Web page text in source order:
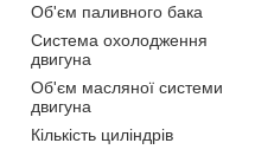
Об'єм паливного бака
Система охолодження
двигуна
Об'єм масляної системи
двигуна
Кількість циліндрів